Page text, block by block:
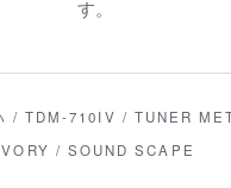
す。
/ TDM-710IV / TUNER
/ SOUND SCAPE